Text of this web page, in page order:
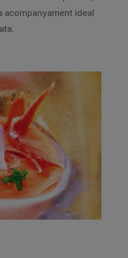
acompanyament ideal